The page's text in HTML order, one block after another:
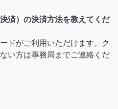
済）の決済方法を教えてくだ
ドがご利用いただけます。ク
い方は事務局までご連絡くだ